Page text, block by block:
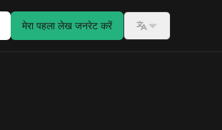
मेरा पहला लेख जनरेट करें Switch